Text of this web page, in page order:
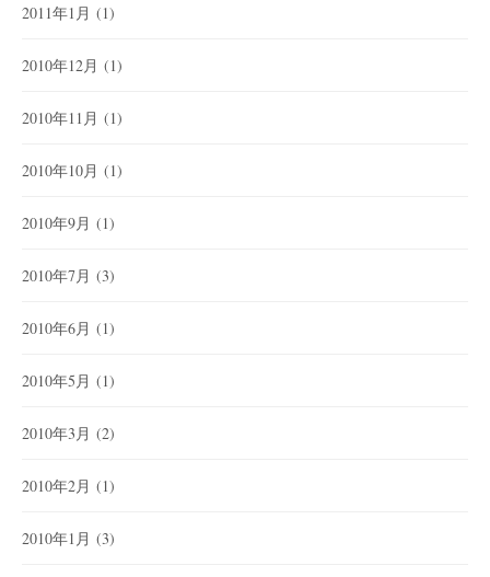
2011年1月 (1)
2010年12月 (1)
2010年11月 (1)
2010年10月 (1)
2010年9月 (1)
2010年7月 (3)
2010年6月 (1)
2010年5月 (1)
2010年3月 (2)
2010年2月 (1)
2010年1月 (3)